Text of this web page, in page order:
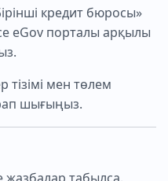
кредит бюросы»
eGov порталы арқылы
тізімі мен төлем
шығыңыз.